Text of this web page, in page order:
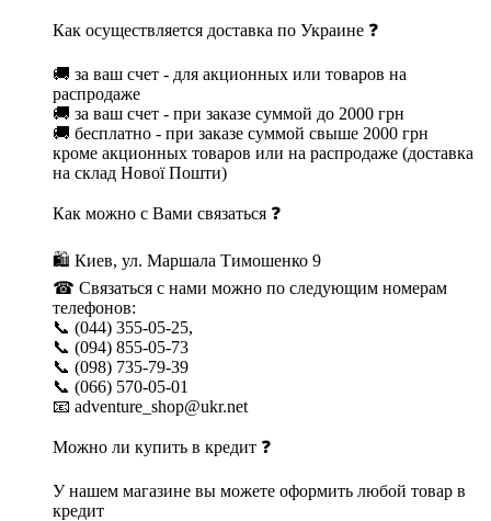
Как осуществляется доставка по Украине ❓
🚚 за ваш счет - для акционных или товаров на
распродаже
🚚 за ваш счет - при заказе суммой до 2000 грн
🚚 бесплатно - при заказе суммой свыше 2000 грн
кроме акционных товаров или на распродаже (доставка
на склад Нової Пошти)
Как можно с Вами связаться ❓
🛍 Киев, ул. Маршала Тимошенко 9
☎ Связаться с нами можно по следующим номерам
телефонов:
📞 (044) 355-05-25,
📞 (094) 855-05-73
📞 (098) 735-79-39
📞 (066) 570-05-01
📧 adventure_shop@ukr.net
Можно ли купить в кредит ❓
У нашем магазине вы можете оформить любой товар в
кредит